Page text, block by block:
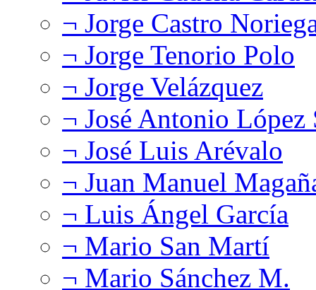
¬ Jorge Castro
¬ Jorge Tenorio Polo
¬ Jorge Velázquez
¬ José Antonio López
¬ José Luis Arévalo
¬ Juan Manuel
¬ Luis Ángel García
¬ Mario San Martí
¬ Mario Sánchez M.